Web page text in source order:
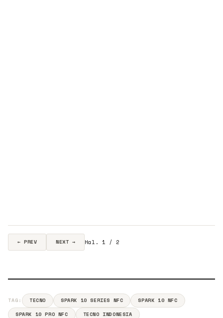
← PREV NEXT → Hal. 1 / 2
TAG: TECNO SPARK 10 SERIES NFC
SPARK 10 NFC
SPARK 10 PRO NFC
TECNO INDONESIA